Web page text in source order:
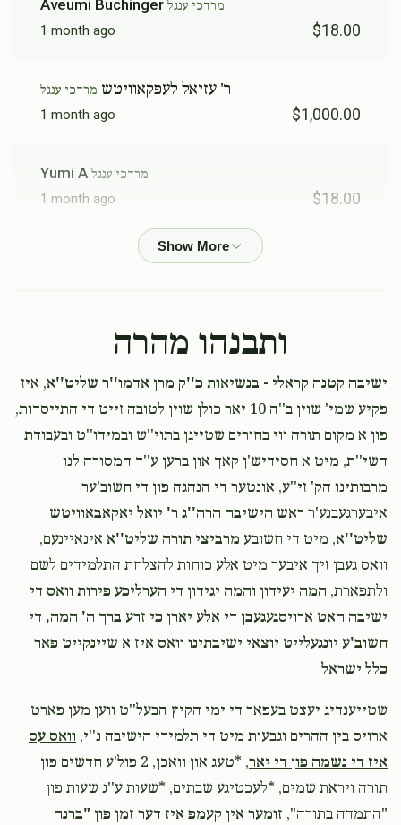
Aveumi Buchinger מרדכי ענגל
1 month ago $18.00
ר' עזיאל לעפקאוויטש מרדכי ענגל
1 month ago $1,000.00
Yumi A מרדכי ענגל
1 month ago $18.00
Abraham Neuman נחום מרדכי ענגל
ותבנהו מהרה
ישיבה קטנה קראלי - בנשיאות כ''ק מרן אדמו''ר שליט''א, איז
פקיע שמי' שוין ב''ה 10 יאר כולן שוין לטובה זייט די התייסדות,
פון א מקום תורה ווי בחורים שטייגן בתוי''ש ובמידו''ט ובעבודת
השי''ת, מיט א חסידיש'ן קאך און ברען ע''ד המסורה לנו
מרבותינו הק' זי''ע, אונטער די הנהגה פון די חשוב'ער
איבערגעבנע'ר ראש הישיבה הרה''ג ר' יואל יאקאבאוויטש
שליט''א, מיט די חשובע מרביצי תורה שליט''א אינאיינעם,
וואס געבן זיך איבער מיט אלע כוחות להצלחת התלמידים לשם
ולתפארת, המה יעידון והמה יגידון די הערליכע פירות וואס די
ישיבה האט ארויסגעגעבן די אלע יארן כי זרע ברך ה' המה, די
חשוב'ע יונגעלייט יוצאי ישיבתינו וואס איז א שיינקייט פאר
כלל ישראל
‎‎שטייענדיג יעצט בעפאר די ימי הקיץ הבעל''ט ווען מען פארט
ארויס בין ההרים וגבעות מיט די תלמידי הישיבה נ''י, וואס עס
איז די נשמה פון די יאר
, *טעג און וואכן, 2 פול'ע חדשים פון
תורה ויראת שמים, *לעכטיגע שבתים, *שעות ע''ג שעות פון
"התמדה בתורה", זומער אין קעמפ איז דער זמן פון "ברנה